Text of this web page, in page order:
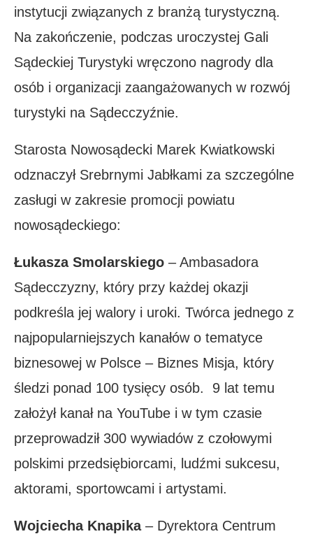
instytucji związanych z branżą turystyczną.
Na zakończenie, podczas uroczystej Gali
Sądeckiej Turystyki wręczono nagrody dla
osób i organizacji zaangażowanych w rozwój
turystyki na Sądecczyźnie.
Starosta Nowosądecki Marek Kwiatkowski
odznaczył Srebrnymi Jabłkami za szczególne
zasługi w zakresie promocji powiatu
nowosądeckiego:
Łukasza Smolarskiego – Ambasadora
Sądecczyzny, który przy każdej okazji
podkreśla jej walory i uroki. Twórca jednego z
najpopularniejszych kanałów o tematyce
biznesowej w Polsce – Biznes Misja, który
śledzi ponad 100 tysięcy osób. 9 lat temu
założył kanał na YouTube i w tym czasie
przeprowadził 300 wywiadów z czołowymi
polskimi przedsiębiorcami, ludźmi sukcesu,
aktorami, sportowcami i artystami.
Wojciecha Knapika– Dyrektora Centrum